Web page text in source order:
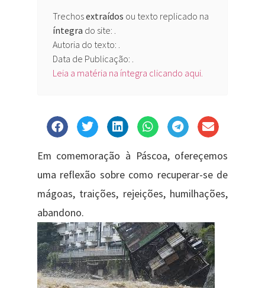
Trechosextraídos ou texto replicado na
íntegra do site: .
Autoria do texto: .
Data de Publicação: .
Leia a matéria na íntegra clicando aqui.
Em comemoração à Páscoa, ofereçemos
uma reflexão sobre como recuperar-se de
mágoas, traições, rejeições, humilhações,
abandono.